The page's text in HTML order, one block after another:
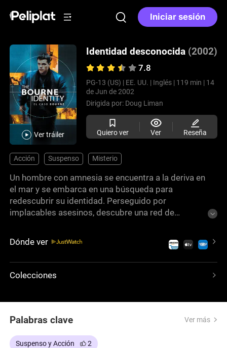
Iniciar sesión
Ver tráiler
Identidad desconocida (2002)
7.8
PG-13 (US) | EE. UU. | Inglés | 119 min | 14
de Jun de 2002
Dirigida por: Doug Liman
Quiero ver Ver Reseña
Acción Suspenso Misterio
Un hombre con amnesia se encuentra a la deriva en
el mar y se embarca en una búsqueda para
redescubrir su identidad. Perseguido por
implacables asesinos, descubre una red de
coreografiadas secuencias de lucha de la película
crean momentos inolvidablemente emocionantes,
interpretación que define su carrera.
Dónde ver
Colecciones
Palabras clave Ver más
Suspenso y Acción 2